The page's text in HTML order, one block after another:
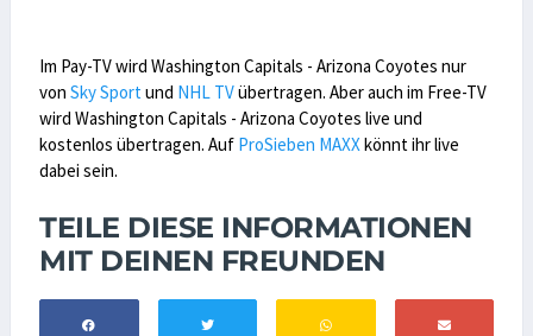
Im Pay-TV wird Washington Capitals - Arizona Coyotes nur
von Sky Sportund NHL TVübertragen. Aber auch im Free-TV
wird Washington Capitals - Arizona Coyotes live und
kostenlos übertragen. Auf ProSieben MAXXkönnt ihr live
dabei sein.
TEILE DIESE INFORMATIONEN
MIT DEINEN FREUNDEN